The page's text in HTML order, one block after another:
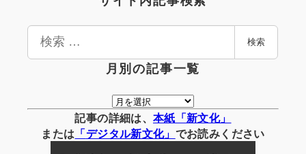
検
検索
月別の記事一覧
月
別
の
記事の詳細は、 本紙「新文化」
または 「デジタル新文化」 でお読みください